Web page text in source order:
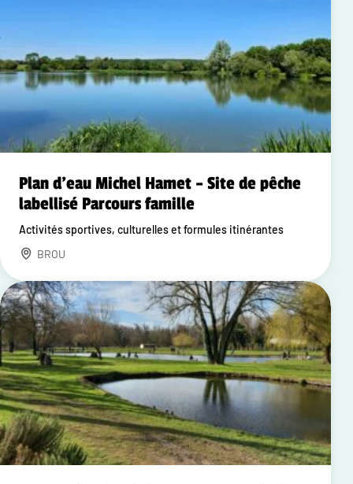
Plan d'eau Michel Hamet – Site de pêche
labellisé Parcours famille
Activités sportives, culturelles et formules itinérantes
BROU